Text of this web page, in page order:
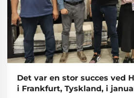
Det var en stor succes ved
i Frankfurt, Tyskland, i